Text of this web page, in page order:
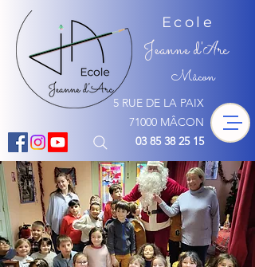
5 RUE DE LA PAIX
71000 MÂCON
03 85 38 25 15
Ecole
Jeanne d'Arc
Mâcon